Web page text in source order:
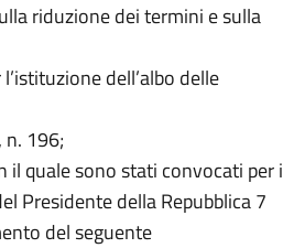
riduzione dei termini e sulla
dell’albo delle
196;
il quale sono stati convocati per i
Presidente della Repubblica 7
del seguente